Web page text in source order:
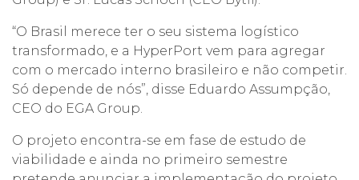
“O Brasil merece ter o seu sistema logístico
transformado, e a HyperPort vem para agregar
com o mercado interno brasileiro e não competir.
Só depende de nós”, disse Eduardo Assumpção,
CEO do EGA Group.
O projeto encontra-se em fase de estudo de
viabilidade e ainda no primeiro semestre